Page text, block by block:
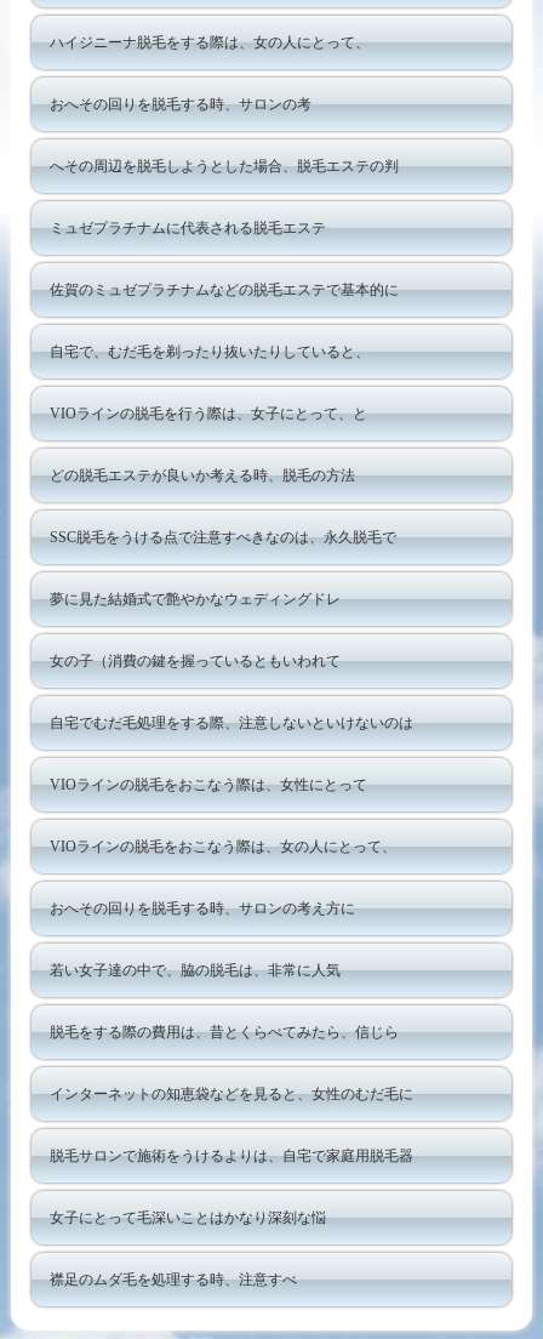
ハイジニーナ脱毛をする際は、女の人にとって、
おへその回りを脱毛する時、サロンの考
へその周辺を脱毛しようとした場合、脱毛エステの判
ミュゼプラチナムに代表される脱毛エステ
佐賀のミュゼプラチナムなどの脱毛エステで基本的に
自宅で、むだ毛を剃ったり抜いたりしていると、
VIOラインの脱毛を行う際は、女子にとって、と
どの脱毛エステが良いか考える時、脱毛の方法
SSC脱毛をうける点で注意すべきなのは、永久脱毛で
夢に見た結婚式で艶やかなウェディングドレ
女の子（消費の鍵を握っているともいわれて
自宅でむだ毛処理をする際、注意しないといけないのは
VIOラインの脱毛をおこなう際は、女性にとって
VIOラインの脱毛をおこなう際は、女の人にとって、
おへその回りを脱毛する時、サロンの考え方に
若い女子達の中で、脇の脱毛は、非常に人気
脱毛をする際の費用は、昔とくらべてみたら、信じら
インターネットの知恵袋などを見ると、女性のむだ毛に
脱毛サロンで施術をうけるよりは、自宅で家庭用脱毛器
女子にとって毛深いことはかなり深刻な悩
襟足のムダ毛を処理する時、注意すべ